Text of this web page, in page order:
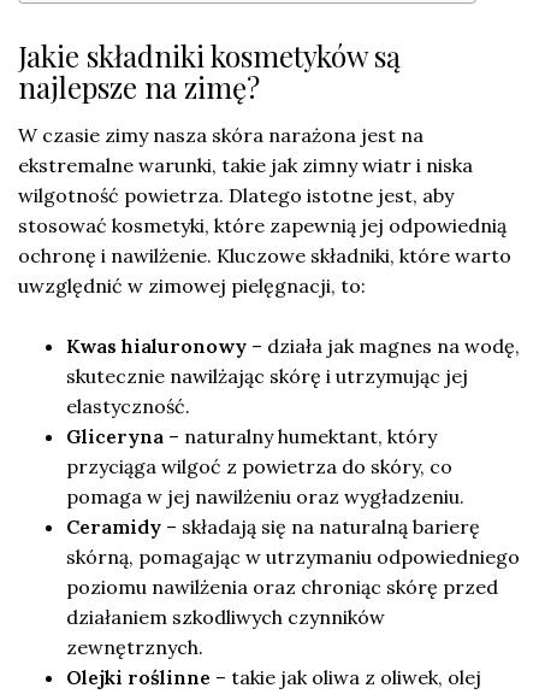
Jakie składniki kosmetyków są
najlepsze na zimę?
W czasie zimy nasza skóra narażona jest na
ekstremalne warunki, takie jak zimny wiatr i niska
wilgotność powietrza. Dlatego istotne jest, aby
stosować kosmetyki, które zapewnią jej odpowiednią
ochronę i nawilżenie. Kluczowe składniki, które warto
uwzględnić w zimowej pielęgnacji, to:
Kwas hialuronowy – działa jak magnes na wodę,
skutecznie nawilżając skórę i utrzymując jej
elastyczność.
Gliceryna – naturalny humektant, który
przyciąga wilgoć z powietrza do skóry, co
pomaga w jej nawilżeniu oraz wygładzeniu.
Ceramidy – składają się na naturalną barierę
skórną, pomagając w utrzymaniu odpowiedniego
poziomu nawilżenia oraz chroniąc skórę przed
działaniem szkodliwych czynników
zewnętrznych.
Olejki roślinne – takie jak oliwa z oliwek, olej